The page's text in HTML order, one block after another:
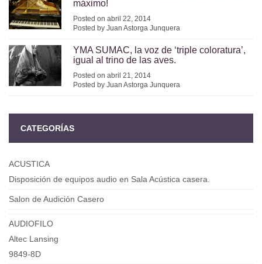
máximo!
Posted on abril 22, 2014
Posted by Juan Astorga Junquera
YMA SUMAC, la voz de ‘triple coloratura’,
igual al trino de las aves.
Posted on abril 21, 2014
Posted by Juan Astorga Junquera
CATEGORÍAS
ACUSTICA
Disposición de equipos audio en Sala Acústica casera.
Salon de Audición Casero
AUDIOFILO
Altec Lansing
9849-8D